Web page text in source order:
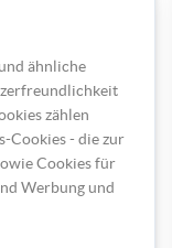
Garn unter der
ähnliche
zählen
Cookies - die zur
Cookies für
Werbung und